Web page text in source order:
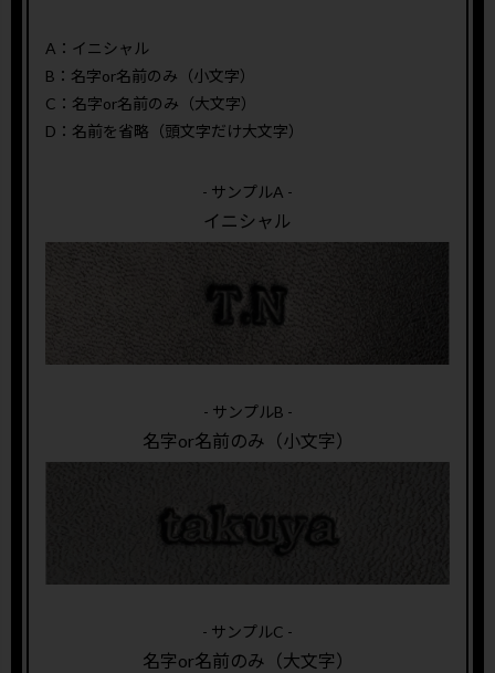
A：イニシャル
B：名字or名前のみ（小文字）
C：名字or名前のみ（大文字）
D：名前を省略（頭文字だけ大文字）
- サンプルA -
イニシャル
- サンプルB -
名字or名前のみ（小文字）
- サンプルC -
名字or名前のみ（大文字）